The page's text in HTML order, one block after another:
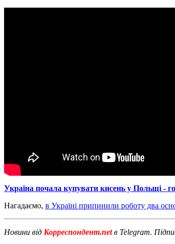
Україна почала купувати кисень у Польщі -
Нагадаємо, в Україні припинили роботу два
Новини від Корреспондент.netв Telegram.